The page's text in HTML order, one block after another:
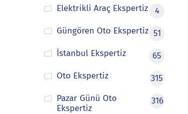
Elektrikli Araç Ekspertiz
4
Güngören Oto Ekspertiz 51
İstanbul Ekspertiz
65
Oto Ekspertiz
315
Pazar Günü Oto
Ekspertiz
316